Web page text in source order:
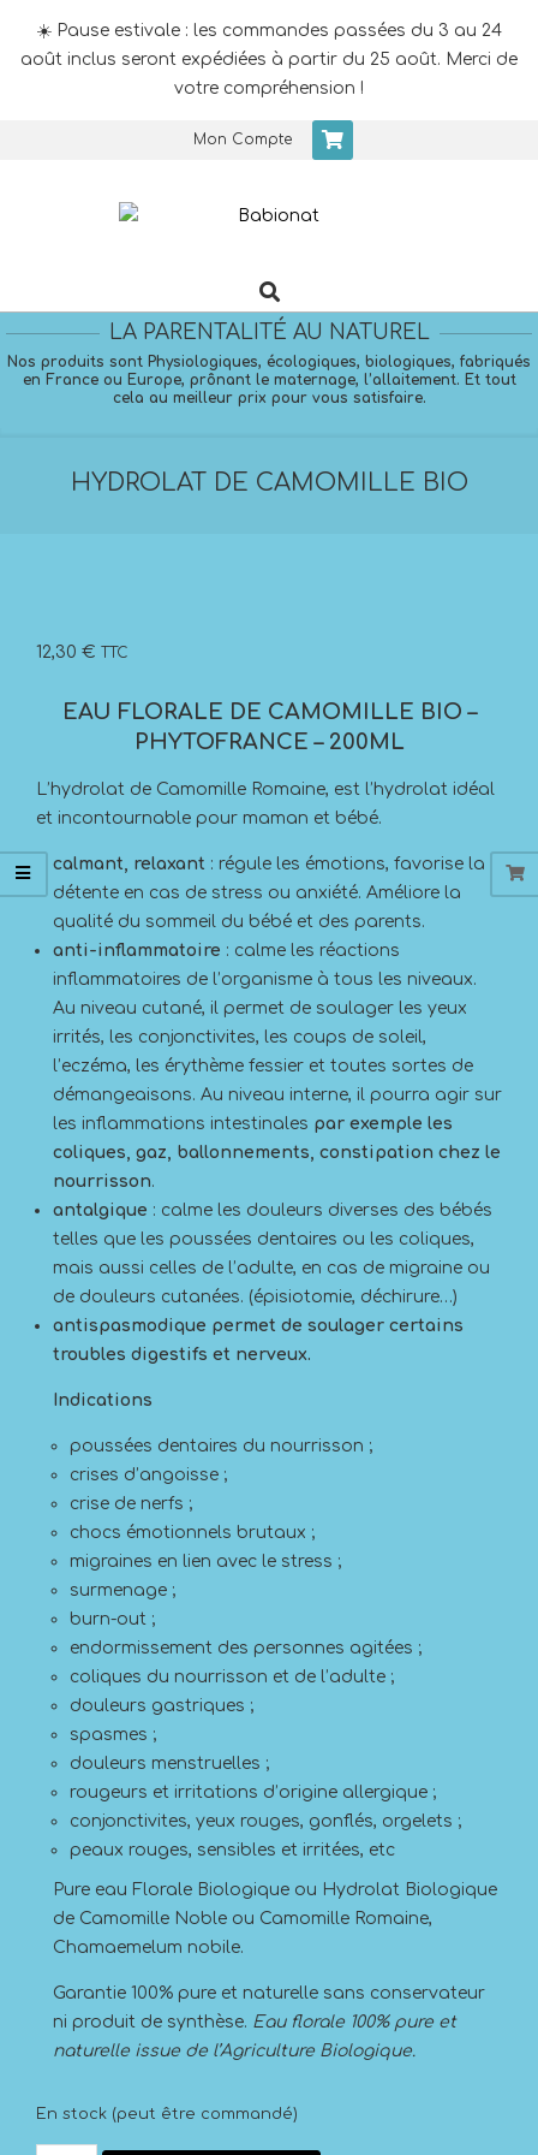
☀️ Pause estivale : les commandes passées du 3 au 24
août inclus seront expédiées à partir du 25 août. Merci de
votre compréhension !
Mon Compte
Navigation
Search
LA PARENTALITÉ AU NATUREL
Nos produits sont Physiologiques, écologiques, biologiques, fabriqués
en France ou Europe, prônant le maternage, l’allaitement. Et tout
cela au meilleur prix pour vous satisfaire.
HYDROLAT DE CAMOMILLE BIO
12,30 € TTC
EAU FLORALE DE CAMOMILLE BIO –
PHYTOFRANCE – 200ML
L’hydrolat de Camomille Romaine, est l’hydrolat idéal
et incontournable pour maman et bébé.
calmant, relaxant : régule les émotions, favorise la
détente en cas de stress ou anxiété. Améliore la
qualité du sommeil du bébé et des parents.
anti-inflammatoire : calme les réactions
inflammatoires de l’organisme à tous les niveaux.
Au niveau cutané, il permet de soulager les yeux
irrités, les conjonctivites, les coups de soleil,
l’eczéma, les érythème fessier et toutes sortes de
démangeaisons. Au niveau interne, il pourra agir sur
les inflammations intestinales par exemple les
coliques, gaz, ballonnements, constipation chez le
nourrisson.
antalgique : calme les douleurs diverses des bébés
telles que les poussées dentaires ou les coliques,
mais aussi celles de l’adulte, en cas de migraine ou
de douleurs cutanées. (épisiotomie, déchirure…)
antispasmodique permet de soulager certains
troubles digestifs et nerveux.
Indications
poussées dentaires du nourrisson ;
crises d’angoisse ;
crise de nerfs ;
chocs émotionnels brutaux ;
migraines en lien avec le stress ;
surmenage ;
burn-out ;
endormissement des personnes agitées ;
coliques du nourrisson et de l’adulte ;
douleurs gastriques ;
spasmes ;
douleurs menstruelles ;
rougeurs et irritations d’origine allergique ;
conjonctivites, yeux rouges, gonflés, orgelets ;
peaux rouges, sensibles et irritées, etc
Pure eau Florale Biologique ou Hydrolat Biologique
de Camomille Noble ou Camomille Romaine,
Chamaemelum nobile.
Garantie 100% pure et naturelle sans conservateur
ni produit de synthèse. Eau florale 100% pure et
naturelle issue de l’Agriculture Biologique.
En stock (peut être commandé)